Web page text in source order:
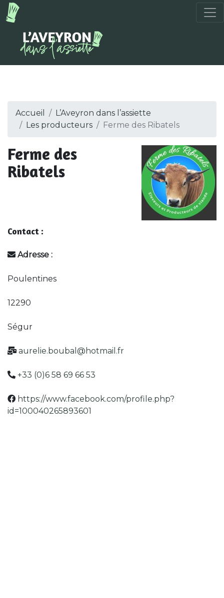
Accueil
L’Aveyron dans l’assiette
Les producteurs
Ferme des Ribatels
Ferme des
Ribatels
Contact :
Adresse :
Poulentines
12290
Ségur
aurelie.boubal@hotmail.fr
+33 (0)6 58 69 66 53
https://www.facebook.com/profile.php?
id=100040265893601